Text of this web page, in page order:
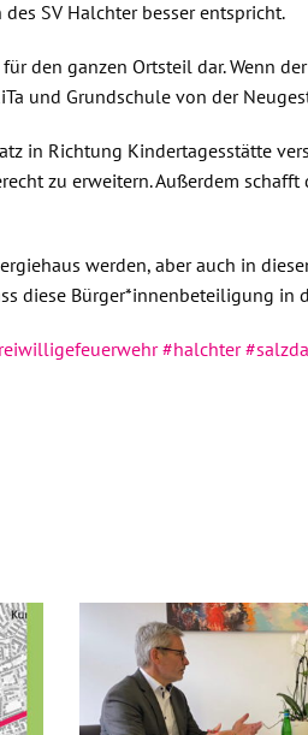
SV Halchter besser entspricht.
den ganzen Ortsteil dar. Wenn
und Grundschule von der
in Richtung Kindertagesstätte
zu erweitern. Außerdem
werden, aber auch in
diese Bürger*innenbeteiligung in
#halchter